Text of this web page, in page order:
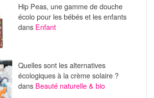
Hip Peas, une gamme de douche
écolo pour les bébés et les enfants
dans Enfant
Quelles sont les alternatives
écologiques à la crème solaire ?
dans Beauté naturelle & bio